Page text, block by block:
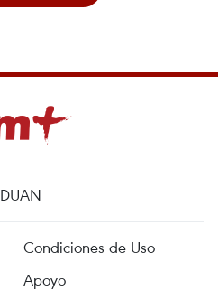
Condiciones de Uso
Apoyo